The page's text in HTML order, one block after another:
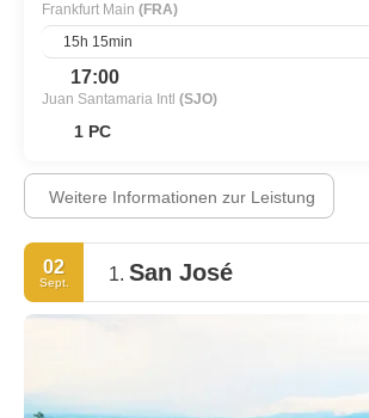
Frankfurt Main (FRA)
15h 15min
17:00
Juan Santamaria Intl (SJO)
1 PC
Weitere Informationen zur Leistung
02
Sept. 1. San José